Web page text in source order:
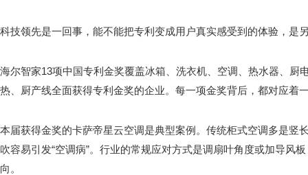
科技领先是一回事，能不能把专利变成用户真实感受到的体验，是
海尔智家13项中国专利金奖覆盖冰箱、洗衣机、空调、热水器、厨
热、厨产线全面获得专利金奖的企业。每一项金奖背后，都对应着
本届获得金奖的卡萨帝星云空调是典型案例。传统柜式空调多是竖
吹容易引发“空调病”。行业的常规应对方式是调扇叶角度或加导风
向。